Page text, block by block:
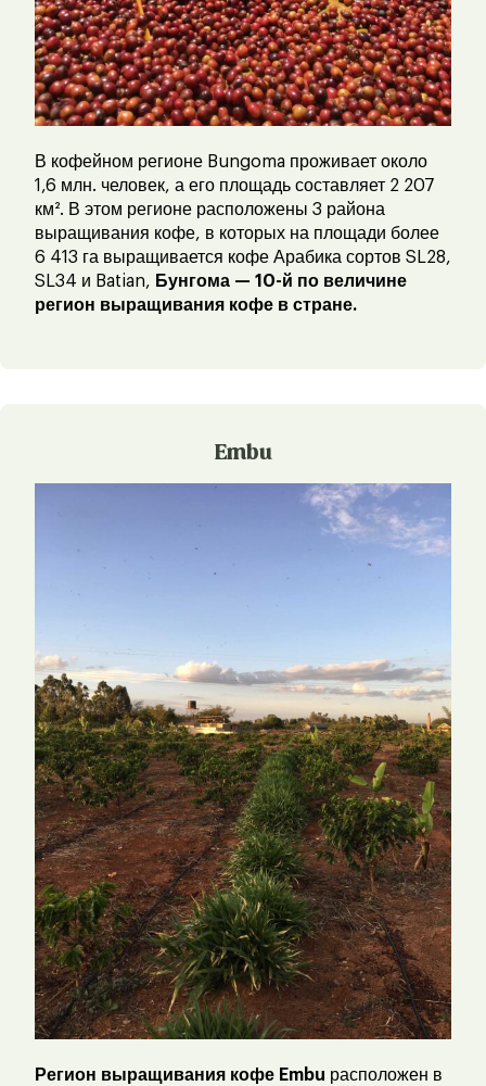
В кофейном регионе Bungoma проживает около
1,6 млн. человек, а его площадь составляет 2 207
км². В этом регионе расположены 3 района
выращивания кофе, в которых на площади более
6 413 га выращивается кофе Арабика сортов SL28,
SL34 и Batian, Бунгома — 10-й по величине
регион выращивания кофе в стране.
Embu
Регион выращивания кофе Embu расположен в